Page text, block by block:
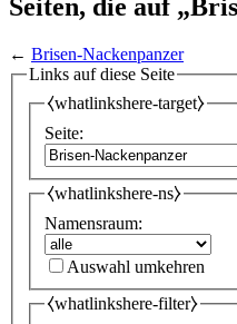
Seiten, die auf
← Brisen-Nackenpanzer
Links auf diese Seite
⧼whatlinkshere-target⧽
Seite:
⧼whatlinkshere-ns⧽
Namensraum:
Auswahl umkehren
⧼whatlinkshere-filter⧽